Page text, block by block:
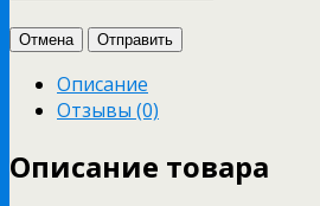
Отмена Отправить
Описание
Отзывы (0)
Описание товара